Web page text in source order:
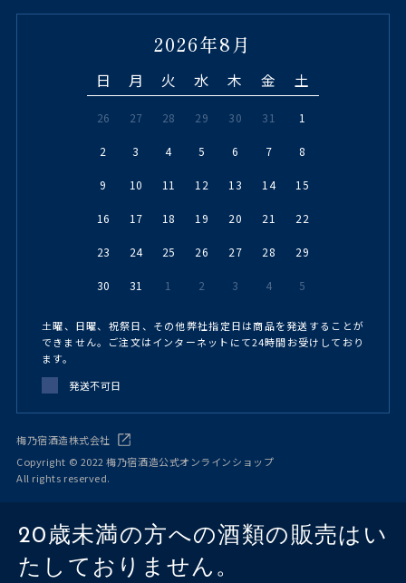
2026年8月
日 月 火 水 木 金 土
26 27 28 29 30 31 1
2 3 4 5 6 7 8
9 10 11 12 13 14 15
16 17 18 19 20 21 22
23 24 25 26 27 28 29
30 31 1 2 3 4 5
土曜、日曜、祝祭日、その他弊社指定日は商品を発送することが
できません。ご注文はインターネットにて24時間お受けしており
ます。
発送不可日
梅乃宿酒造株式会社
Copyright © 2022 梅乃宿酒造公式オンラインショップ
All rights reserved.
20歳未満の方への酒類の販売はい
たしておりません。